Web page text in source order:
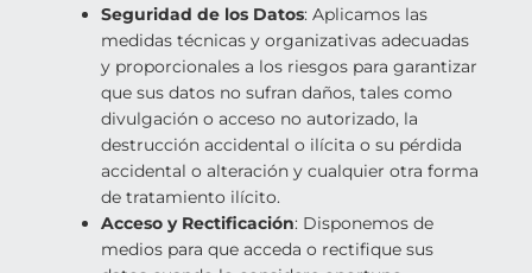
Seguridad de los Datos: Aplicamos las
medidas técnicas y organizativas adecuadas
y proporcionales a los riesgos para garantizar
que sus datos no sufran daños, tales como
divulgación o acceso no autorizado, la
destrucción accidental o ilícita o su pérdida
accidental o alteración y cualquier otra forma
de tratamiento ilícito.
Acceso y Rectificación: Disponemos de
medios para que acceda o rectifique sus